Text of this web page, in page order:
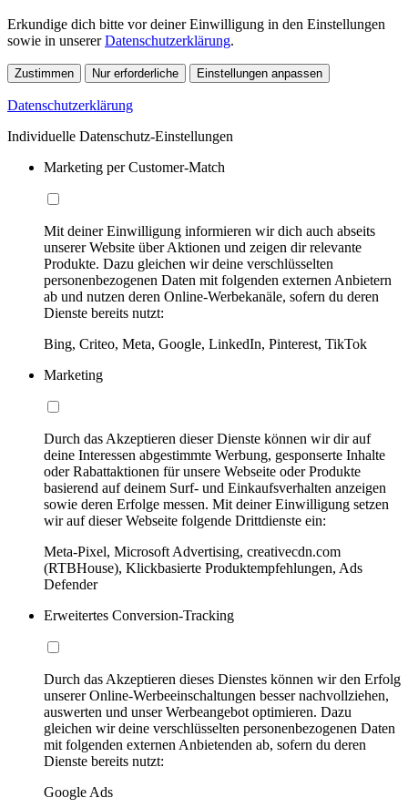
Erkundige dich bitte vor deiner Einwilligung in den Einstellungen
sowie in unsererDatenschutzerklärung.
Zustimmen Nur erforderliche Einstellungen anpassen
Datenschutzerklärung
Individuelle Datenschutz-Einstellungen
Marketing per Customer-Match
Mit deiner Einwilligung informieren wir dich auch abseits
unserer Website über Aktionen und zeigen dir relevante
Produkte. Dazu gleichen wir deine verschlüsselten
personenbezogenen Daten mit folgenden externen Anbietern
ab und nutzen deren Online-Werbekanäle, sofern du deren
Dienste bereits nutzt:
Bing, Criteo, Meta, Google, LinkedIn, Pinterest, TikTok
Marketing
Durch das Akzeptieren dieser Dienste können wir dir auf
deine Interessen abgestimmte Werbung, gesponserte Inhalte
oder Rabattaktionen für unsere Webseite oder Produkte
basierend auf deinem Surf- und Einkaufsverhalten anzeigen
sowie deren Erfolge messen. Mit deiner Einwilligung setzen
wir auf dieser Webseite folgende Drittdienste ein:
Meta-Pixel, Microsoft Advertising, creativecdn.com
(RTBHouse), Klickbasierte Produktempfehlungen, Ads
Defender
Erweitertes Conversion-Tracking
Durch das Akzeptieren dieses Dienstes können wir den Erfolg
unserer Online-Werbeeinschaltungen besser nachvollziehen,
auswerten und unser Werbeangebot optimieren. Dazu
gleichen wir deine verschlüsselten personenbezogenen Daten
mit folgenden externen Anbietenden ab, sofern du deren
Dienste bereits nutzt:
Google Ads